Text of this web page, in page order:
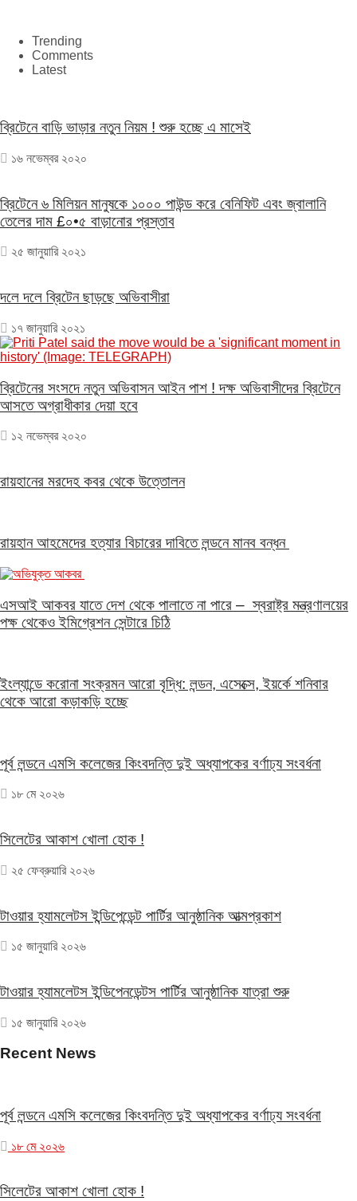
Trending
Comments
Latest
ব্রিটেনে বাড়ি ভাড়ার নতুন নিয়ম ! শুরু হচ্ছে এ মাসেই
১৬ নভেম্বর ২০২০
ব্রিটেনে ৬ মিলিয়ন মানুষকে ১০০০ পাউন্ড করে বেনিফিট এবং জ্বালানি
তেলের দাম £০•৫ বাড়ানোর প্রস্তাব
২৫ জানুয়ারি ২০২১
দলে দলে ব্রিটেন ছাড়ছে অভিবাসীরা
১৭ জানুয়ারি ২০২১
ব্রিটেনের সংসদে নতুন অভিবাসন আইন পাশ ! দক্ষ অভিবাসীদের ব্রিটেনে
আসতে অগ্রাধীকার দেয়া হবে
১২ নভেম্বর ২০২০
রায়হানের মরদেহ কবর থেকে উত্তোলন
রায়হান আহমেদের হত্যার বিচারের দাবিতে লন্ডনে মানব বন্ধন
এসআই আকবর যাতে দেশ থেকে পালাতে না পারে – স্বরাষ্ট্র মন্ত্রণালয়ের
পক্ষ থেকেও ইমিগ্রেশন সেন্টারে চিঠি
ইংল্যান্ডে করোনা সংক্রমন আরো বৃদ্ধি: লন্ডন, এসেক্সে, ইয়র্কে শনিবার
থেকে আরো কড়াকড়ি হচ্ছে
পূর্ব লন্ডনে এমসি কলেজের কিংবদন্তি দুই অধ্যাপকের বর্ণাঢ্য সংবর্ধনা
১৮ মে ২০২৬
সিলেটের আকাশ খোলা হোক !
২৫ ফেব্রুয়ারি ২০২৬
টাওয়ার হ্যামলেটস ইন্ডিপেন্ডেন্ট পার্টির আনুষ্ঠানিক আত্মপ্রকাশ
১৫ জানুয়ারি ২০২৬
টাওয়ার হ্যামলেটস ইন্ডিপেনডেন্টস পার্টির আনুষ্ঠানিক যাত্রা শুরু
১৫ জানুয়ারি ২০২৬
Recent News
পূর্ব লন্ডনে এমসি কলেজের কিংবদন্তি দুই অধ্যাপকের বর্ণাঢ্য সংবর্ধনা
১৮ মে ২০২৬
সিলেটের আকাশ খোলা হোক !